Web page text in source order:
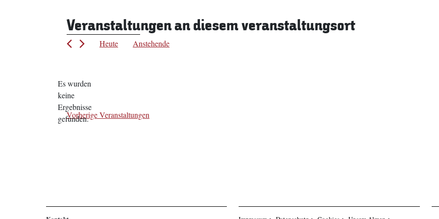
Veranstaltungen an diesem veranstaltungsort
Hinweis
Es wurden
keine
Ergebnisse
gefunden.
Heute
Anstehende
VorherigeVeranstaltungen